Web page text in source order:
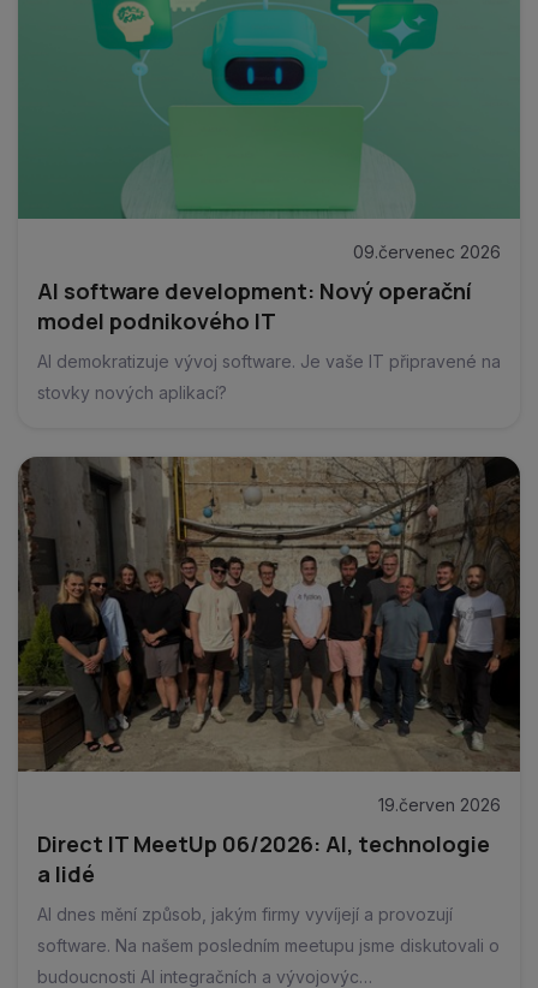
09.červenec 2026
AI software development: Nový operační
model podnikového IT
AI demokratizuje vývoj software. Je vaše IT připravené na
stovky nových aplikací?
19.červen 2026
Direct IT MeetUp 06/2026: AI, technologie
a lidé
AI dnes mění způsob, jakým firmy vyvíjejí a provozují
software. Na našem posledním meetupu jsme diskutovali o
budoucnosti AI integračních a vývojovýc…